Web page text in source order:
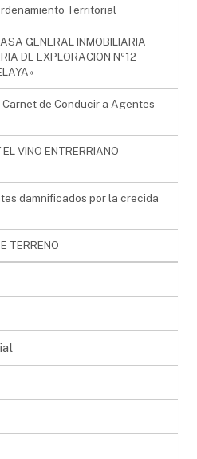
Territorial
GENERAL INMOBILIARIA
DE EXPLORACION Nº12
de Conducir a Agentes
VINO ENTRERRIANO -
damnificados por la crecida
TERRENO